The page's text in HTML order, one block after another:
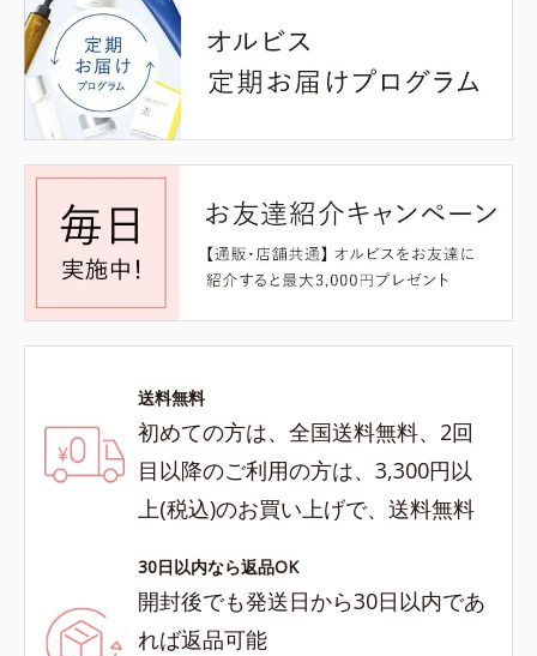
送料無料
初めての方は、全国送料無料、2回
目以降のご利用の方は、3,300円以
上(税込)のお買い上げで、送料無料
30日以内なら返品OK
開封後でも発送日から30日以内であ
れば返品可能